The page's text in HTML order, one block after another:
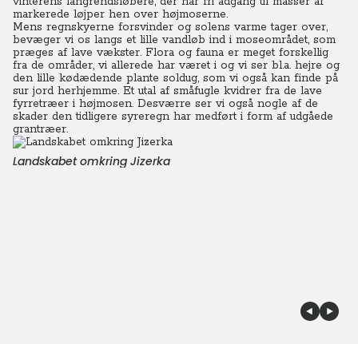
markerede løjper hen over højmoserne.
Mens regnskyerne forsvinder og solens varme tager over,
bevæger vi os langs et lille vandløb ind i moseområdet, som
præges af lave vækster. Flora og fauna er meget forskellig
fra de områder, vi allerede har været i og vi ser bl.a. hejre og
den lille kødædende plante soldug, som vi også kan finde på
sur jord herhjemme. Et utal af småfugle kvidrer fra de lave
fyrretræer i højmosen. Desværre ser vi også nogle af de
skader den tidligere syreregn har medført i form af udgåede
grantræer.
Landskabet omkring Jizerka